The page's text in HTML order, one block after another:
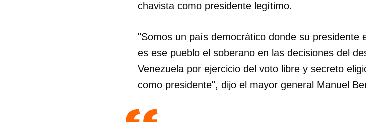
chavista como presidente legítimo.
"Somos un país democrático donde su presidente
es ese pueblo el soberano en las decisiones del
Venezuela por ejercicio del voto libre y secreto
como presidente", dijo el mayor general Manuel